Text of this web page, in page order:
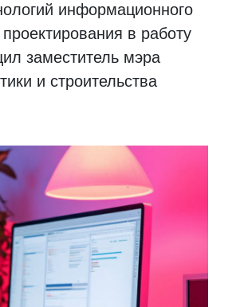
информационного
в работу
заместитель мэра
и строительства